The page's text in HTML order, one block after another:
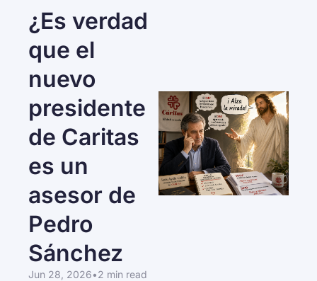
¿Es verdad
que el
nuevo
presidente
de Caritas
es un
asesor de
Pedro
Sánchez
Jun 28, 2026•2 min read